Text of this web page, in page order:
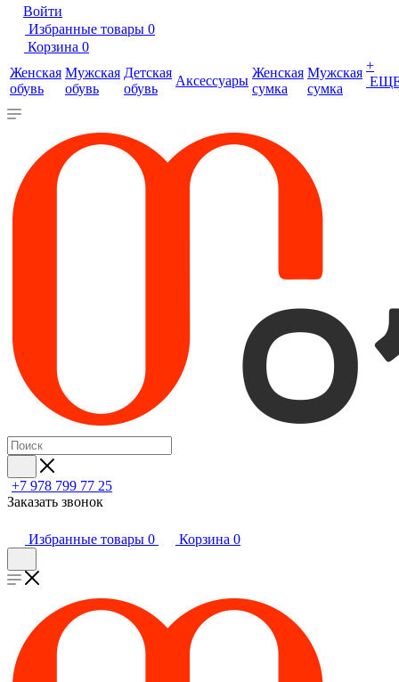
Войти
Избранные товары 0
Корзина 0
Женская
обувь
Мужская
обувь
Детская
обувь
Аксессуары
Женская
сумка
Мужская
сумка
+
+7 978 799 77 25
Заказать звонок
Избранные товары 0 Корзина 0